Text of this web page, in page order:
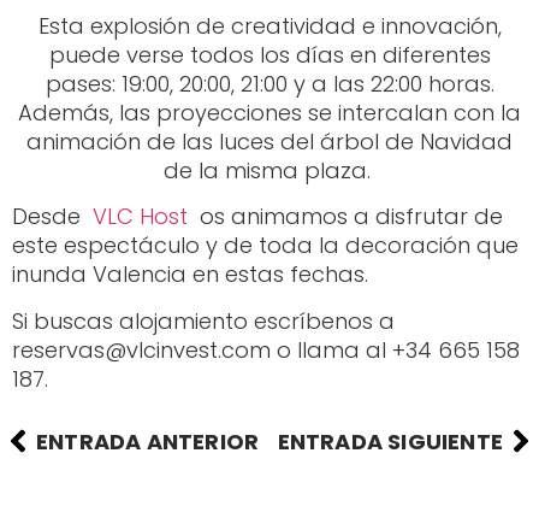
Esta explosión de creatividad e innovación,
puede verse todos los días en diferentes
pases: 19:00, 20:00, 21:00 y a las 22:00 horas.
Además, las proyecciones se intercalan con la
animación de las luces del árbol de Navidad
de la misma plaza.
Desde VLC Host os animamos a disfrutar de
este espectáculo y de toda la decoración que
inunda Valencia en estas fechas.
Si buscas alojamiento escríbenos a
reservas@vlcinvest.com o llama al +34 665 158
187.
ENTRADA ANTERIOR ENTRADA SIGUIENTE